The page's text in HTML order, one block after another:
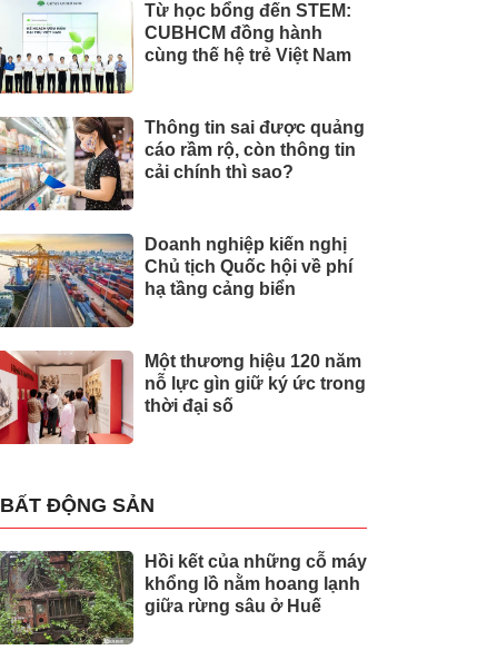
Từ học bổng đến STEM:
CUBHCM đồng hành
cùng thế hệ trẻ Việt Nam
Thông tin sai được quảng
cáo rầm rộ, còn thông tin
cải chính thì sao?
Doanh nghiệp kiến nghị
Chủ tịch Quốc hội về phí
hạ tầng cảng biển
Một thương hiệu 120 năm
nỗ lực gìn giữ ký ức trong
thời đại số
BẤT ĐỘNG SẢN
Hồi kết của những cỗ máy
khổng lồ nằm hoang lạnh
giữa rừng sâu ở Huế